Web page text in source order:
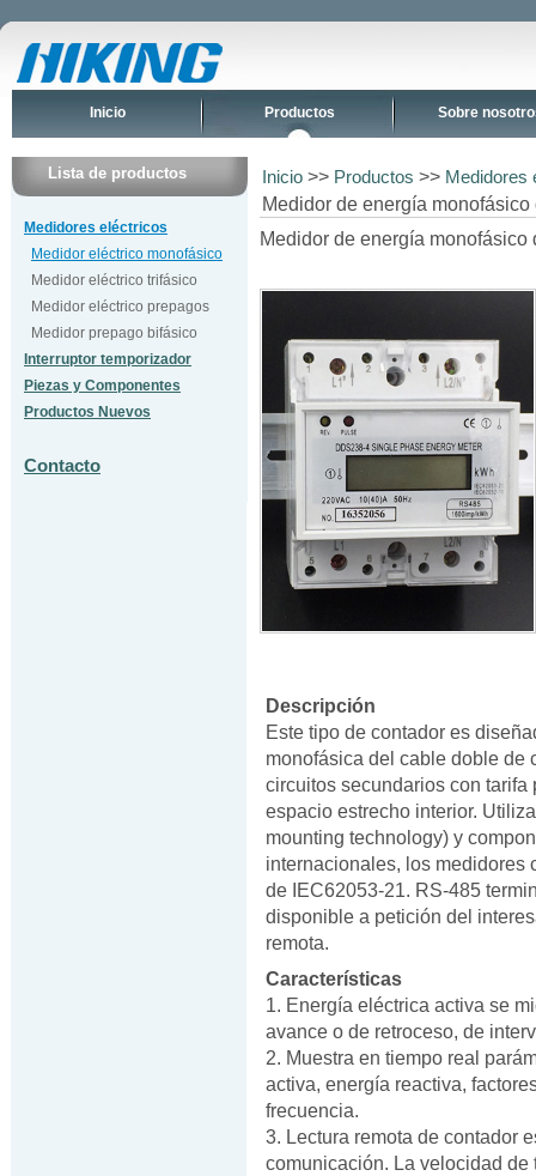
Inicio Productos Sobre
Lista de productos
Medidores eléctricos
Medidor eléctrico monofásico
Medidor eléctrico trifásico
Medidor eléctrico prepagos
Medidor prepago bifásico
Interruptor temporizador
Piezas y Componentes
Productos Nuevos
Contacto
Inicio >> Productos >> Medidores
Medidor de energía
Medidor de energía
Descripción
Este tipo de contador es
monofásica del cable doble de
circuitos secundarios con
espacio estrecho interior.
mounting technology) y
internacionales, los medidores
de IEC62053-21. RS-485
disponible a petición del
remota.
Características
1. Energía eléctrica activa se
avance o de retroceso, de
2. Muestra en tiempo real
activa, energía reactiva,
frecuencia.
3. Lectura remota de contador
comunicación. La velocidad